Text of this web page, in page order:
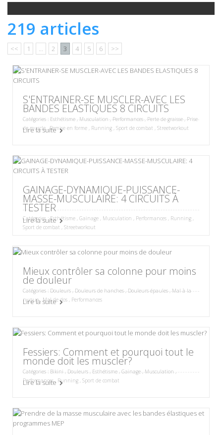
219 articles
<< 1 ... 2 3 4 5 6 >>
S'ENTRAINER-SE MUSCLER-AVEC LES
BANDES ELASTIQUES 8 CIRCUITS
Catégories : Esthétisme, Musculation,Performances,Perte de graisse,Prise
de muscle,Remise en forme Running Sport de combat Streetworkout
Lire la suite
GAINAGE-DYNAMIQUE-PUISSANCE-
MASSE-MUSCULAIRE: 4 CIRCUITS À
TESTER
Catégories :Esthétisme Gainage Musculation Performances Running
Sport de combat
Streetworkout
Lire la suite
Mieux contrôler sa colonne pour moins
de douleur
Catégories : Douleurs , Douleurs de hanches,Douleurs épaules,Mal à la
nuque, Mal de dos Performances
Lire la suite
Fessiers: Comment et pourquoi tout le
monde doit les muscler?
Catégories : Bikini , Douleurs , Esthétisme , Gainage,Musculation,
Performances, Running Sport de combat
Lire la suite